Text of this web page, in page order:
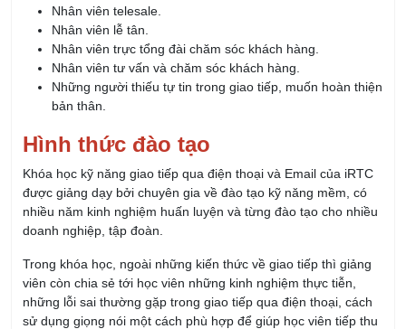
Nhân viên telesale.
Nhân viên lễ tân.
Nhân viên trực tổng đài chăm sóc khách hàng.
Nhân viên tư vấn và chăm sóc khách hàng.
Những người thiếu tự tin trong giao tiếp, muốn hoàn thiện
bản thân.
Hình thức đào tạo
Khóa học kỹ năng giao tiếp qua điện thoại và Email của iRTC
được giảng dạy bởi chuyên gia về đào tạo kỹ năng mềm, có
nhiều năm kinh nghiệm huấn luyện và từng đào tạo cho nhiều
doanh nghiệp, tập đoàn.
Trong khóa học, ngoài những kiến thức về giao tiếp thì giảng
viên còn chia sẻ tới học viên những kinh nghiệm thực tiễn,
những lỗi sai thường gặp trong giao tiếp qua điện thoại, cách
sử dụng giọng nói một cách phù hợp để giúp học viên tiếp thu